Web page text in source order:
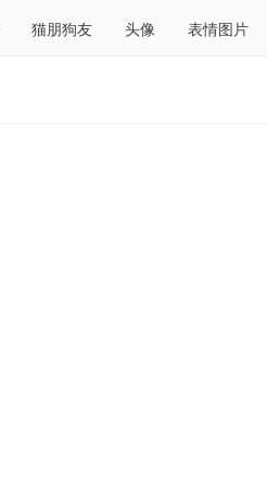
猫朋狗友 头像 表情图片